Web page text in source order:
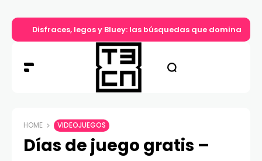
Disfraces, legos y Bluey: las búsquedas que dominan el
HOME VIDEOJUEGOS
Días de juego gratis –